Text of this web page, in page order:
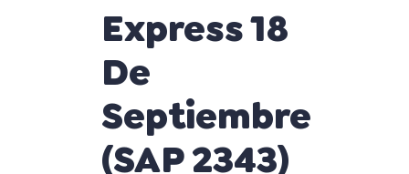
Express 18
De
Septiembre
(SAP 2343)